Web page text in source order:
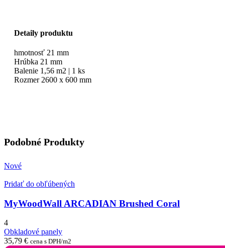
Detaily produktu
hmotnosť 21 mm
Hrúbka 21 mm
Balenie 1,56 m2 | 1 ks
Rozmer 2600 x 600 mm
Podobné Produkty
Nové
Pridať do obľúbených
MyWoodWall ARCADIAN Brushed Coral
4
Obkladové panely
35,79 € cena s DPH/m2